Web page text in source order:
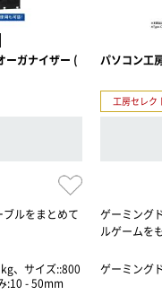
ーガナイザー (
ルをまとめて
、サイズ::800
:10 - 50mm
パソコン工
工房セレク
ゲーミング
ルゲームを
ゲーミング